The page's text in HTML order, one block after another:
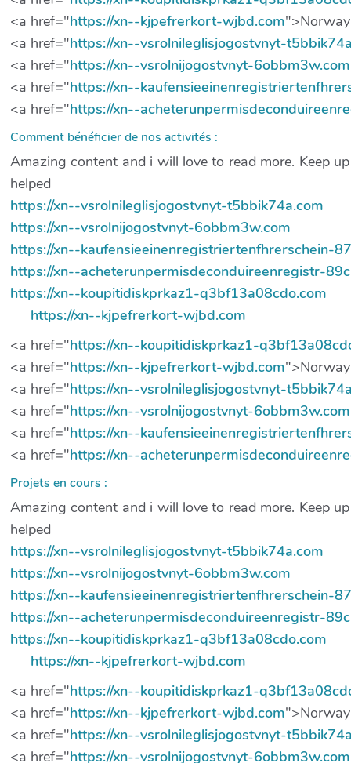
<a href="https://xn--kjpefrerkort-wjbd.com
<a href="https://xn--vsrolnileglisjogostvnyt-
<a href="https://xn--vsrolnijogostvnyt-6obbm3w.com
<a href="https://xn--
<a href="https://xn--
Comment bénéficier de nos activités :
Amazing content and i will love to read more. Keep
helped
https://xn--vsrolnileglisjogostvnyt-t5bbik74a.com
https://xn--vsrolnijogostvnyt-6obbm3w.com
https://xn--kaufensieeinenregistriertenfhrerschein-
https://xn--acheterunpermisdeconduireenregistr-
https://xn--koupitidiskprkaz1-q3bf13a08cdo.com
https://xn--kjpefrerkort-wjbd.com
<a href="https://xn--koupitidiskprkaz1-
<a href="https://xn--kjpefrerkort-wjbd.com
<a href="https://xn--vsrolnileglisjogostvnyt-
<a href="https://xn--vsrolnijogostvnyt-6obbm3w.com
<a href="https://xn--
<a href="https://xn--
Projets en cours :
Amazing content and i will love to read more. Keep
helped
https://xn--vsrolnileglisjogostvnyt-t5bbik74a.com
https://xn--vsrolnijogostvnyt-6obbm3w.com
https://xn--kaufensieeinenregistriertenfhrerschein-
https://xn--acheterunpermisdeconduireenregistr-
https://xn--koupitidiskprkaz1-q3bf13a08cdo.com
https://xn--kjpefrerkort-wjbd.com
<a href="https://xn--koupitidiskprkaz1-
<a href="https://xn--kjpefrerkort-wjbd.com
<a href="https://xn--vsrolnileglisjogostvnyt-
<a href="https://xn--vsrolnijogostvnyt-6obbm3w.com